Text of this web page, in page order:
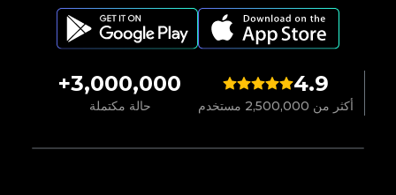
4.9
أكثر من 2,500,000 مستخدم
3,000,000+
حالة مكتملة